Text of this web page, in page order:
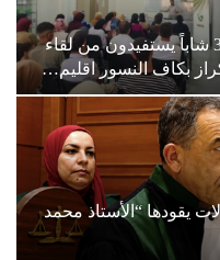
34 شاباً يستفيدون من لقاء
بكاف النسور اقليم…
يقودها “الأستاذ محمد